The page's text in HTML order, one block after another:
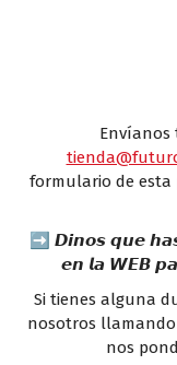
Envíanos
formulario de esta
➡ 𝘿𝙞𝙣𝙤𝙨 𝙦𝙪𝙚
𝙚𝙣 𝙡𝙖 𝙒𝙀𝘽
Si tienes alguna
nosotros llamando
nos